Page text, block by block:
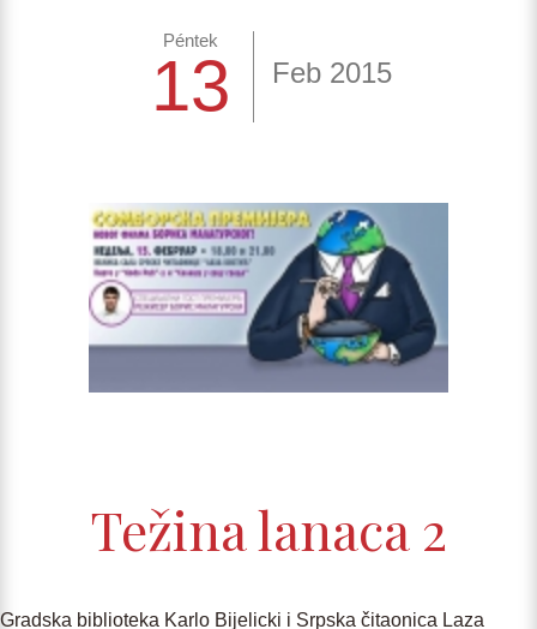
Péntek
13 Feb 2015
Težina lanaca 2
Gradska biblioteka Karlo Bijelicki i Srpska čitaonica Laza